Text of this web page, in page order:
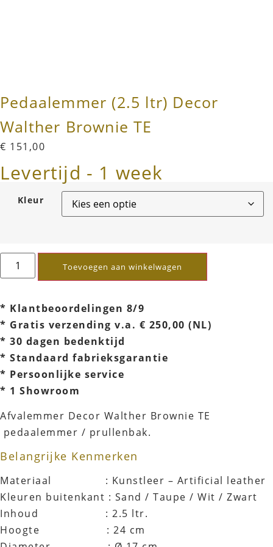
Pedaalemmer (2.5 ltr) Decor
Walther Brownie TE
€ 151,00
Levertijd - 1 week
Kleur
Toevoegen aan winkelwagen
* Klantbeoordelingen 8/9
* Gratis verzending v.a. € 250,00 (NL)
* 30 dagen bedenktijd
* Standaard fabrieksgarantie
* Persoonlijke service
* 1 Showroom
Afvalemmer Decor Walther Brownie TE
pedaalemmer / prullenbak.
Belangrijke Kenmerken
Materiaal : Kunstleer – Artificial leather
Kleuren buitenkant : Sand / Taupe / Wit / Zwart
Inhoud : 2.5 ltr.
Hoogte : 24 cm